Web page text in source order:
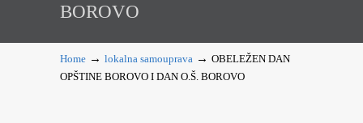
BOROVO
Home → lokalna samouprava → OBELEŽEN DAN
OPŠTINE BOROVO I DAN O.Š. BOROVO